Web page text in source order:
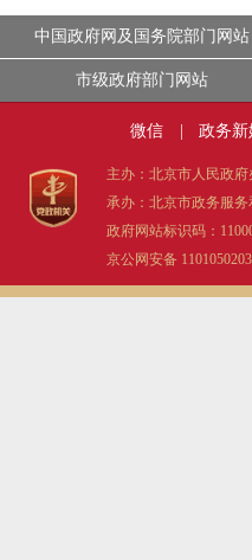
中国政府网及国务院部门网站
市级政府部门网站
微信 政务
主办：北京市人民政府
承办：北京市政务服务
政府网站标识码：
京公网安备